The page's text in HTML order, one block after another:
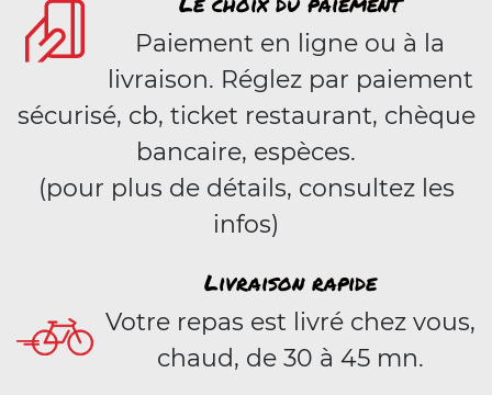
Paiement en ligne ou à la
livraison. Réglez par paiement
sécurisé, cb, ticket restaurant, chèque
bancaire, espèces.
(pour plus de détails, consultez les
infos)
Livraison rapide
Votre repas est livré chez vous,
chaud, de 30 à 45 mn.